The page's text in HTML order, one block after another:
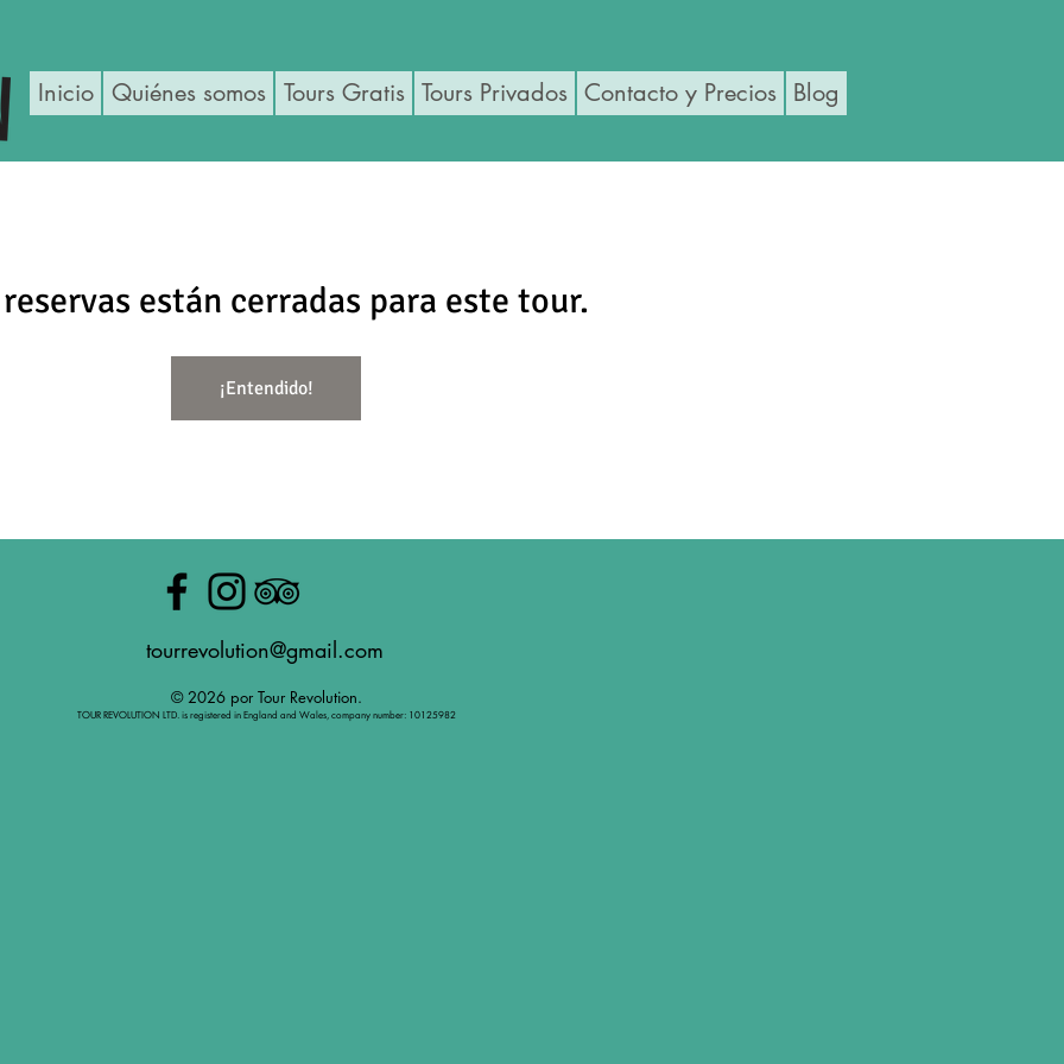
Inicio Quiénes somos Tours Gratis Tours Privados Contacto y Precios Blog
están cerradas para este tour.
¡Entendido!
tourrevolution@gmail.com
© 2026 por Tour Revolution.
TOUR REVOLUTION LTD. is registered in England and Wales, company number: 10125982